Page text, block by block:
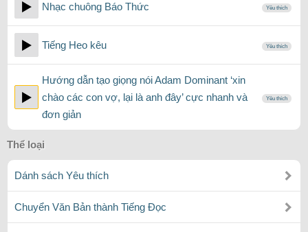
Nhạc chuông Báo Thức Yêu thích
Tiếng Heo kêu Yêu thích
Hướng dẫn tạo giọng nói Adam Dominant ‘xin
chào các con vợ, lại là anh đây’ cực nhanh và
đơn giản
Yêu thích
Thể loại
Dánh sách Yêu thích
Chuyển Văn Bản thành Tiếng Đọc